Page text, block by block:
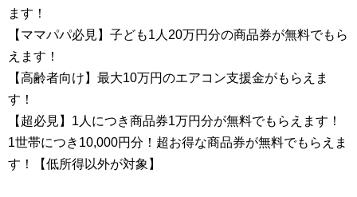
ます！
【ママパパ必見】子ども1人20万円分の商品券が無料でもら
えます！
【高齢者向け】最大10万円のエアコン支援金がもらえま
す！
【超必見】1人につき商品券1万円分が無料でもらえます！
1世帯につき10,000円分！超お得な商品券が無料でもらえま
す！【低所得以外が対象】